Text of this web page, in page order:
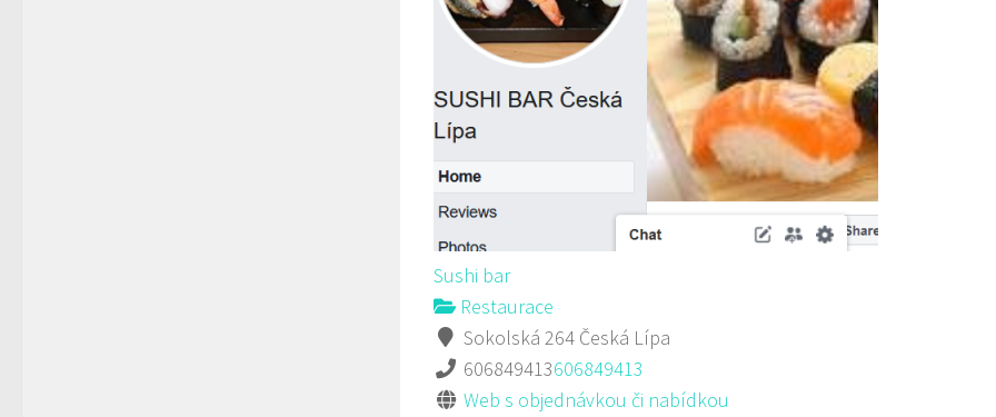
Sushi bar
Restaurace
Sokolská 264 Česká Lípa
606849413606849413
Web s objednávkou či nabídkou